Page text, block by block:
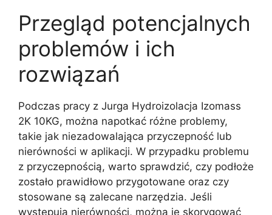
Przegląd potencjalnych
problemów i ich
rozwiązań
Podczas pracy z Jurga Hydroizolacja Izomass
2K 10KG, można napotkać różne problemy,
takie jak niezadowalająca przyczepność lub
nierówności w aplikacji. W przypadku problemu
z przyczepnością, warto sprawdzić, czy podłoże
zostało prawidłowo przygotowane oraz czy
stosowane są zalecane narzędzia. Jeśli
występują nierówności, można je skorygować